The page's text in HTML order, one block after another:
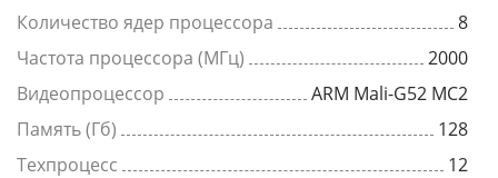
Количество ядер процессора
8
Частота процессора (МГц)
2000
Видеопроцессор
ARM Mali-G52 MC2
Память (Гб)
128
Техпроцесс
12